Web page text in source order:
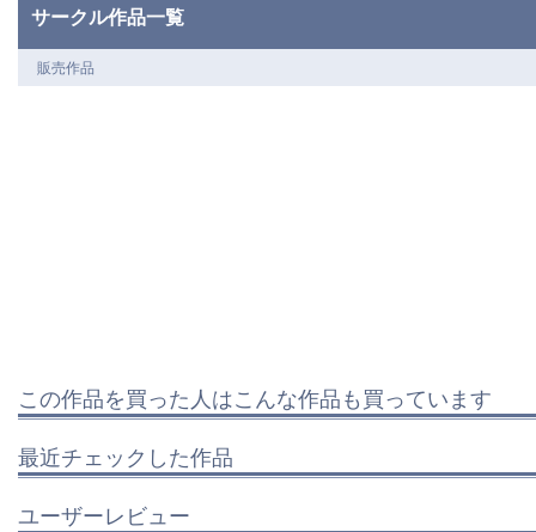
サークル作品一覧
販売作品
この作品を買った人はこんな作品も買っています
最近チェックした作品
ユーザーレビュー